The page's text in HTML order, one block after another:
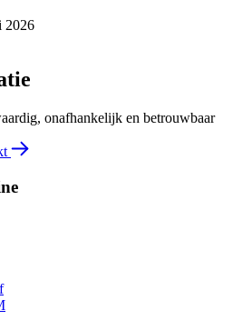
2026
onafhankelijk en betrouwbaar